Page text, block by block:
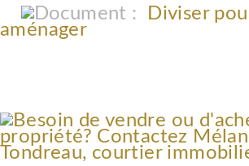
Diviser
aménager